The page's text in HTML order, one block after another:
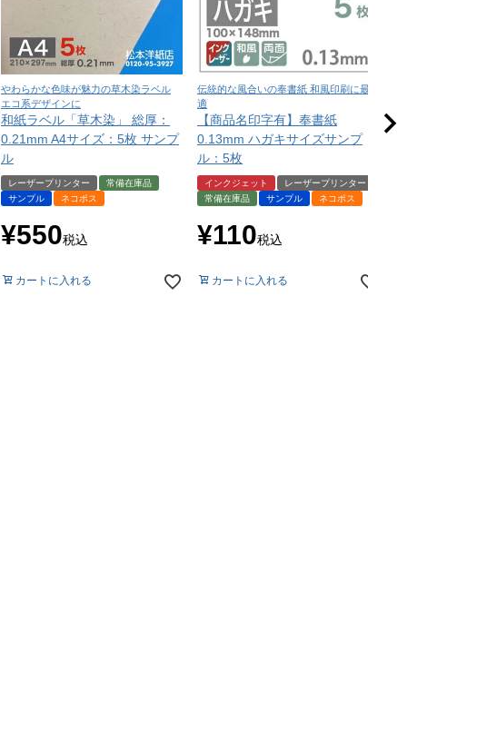
やわらかな色味が魅力の草木染ラベル
エコ系デザインに
和紙ラベル「草木染」 総厚：
0.21mm A4サイズ：5枚 サンプ
ル
レーザープリンター
常備在庫品
サンプル
ネコポス
¥550税込
カートに入れる
伝統的な風合いの奉書紙 和風印刷に最
適
【商品名印字有】奉書紙
0.13mm ハガキサイズサンプ
ル：5枚
インクジェット
レーザープリンター
常備在庫品
サンプル ネコポス
¥110税込
カートに入れる
NTラシャ